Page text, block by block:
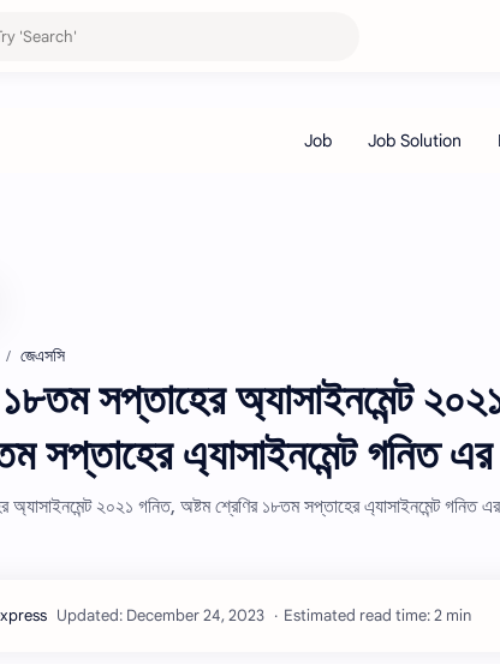
জেএসসি
সপ্তাহের অ্যাসাইনমেন্ট
সপ্তাহের এ্যাসাইনমেন্ট গনিত
অ্যাসাইনমেন্ট ২০২১ গনিত, অষ্টম শ্রেণির ১৮তম সপ্তাহের এ্যাসাইনমেন্ট
Estimated read time: 2 min